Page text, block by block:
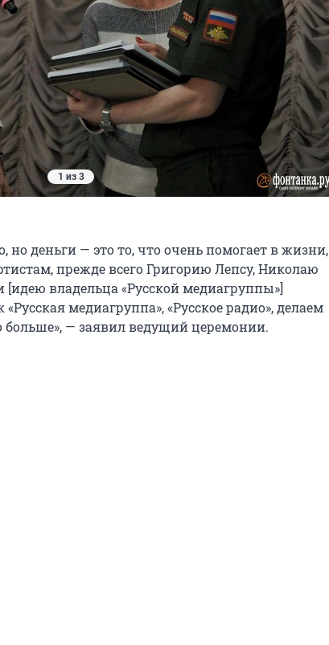
1 из 3
но деньги — это то, что очень помогает в жизни,
прежде всего Григорию Лепсу, Николаю
владельца «Русской медиагруппы»]
медиагруппа», «Русское радио», делаем
больше», — заявил ведущий церемонии.